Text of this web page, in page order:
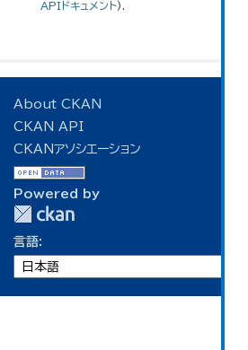
APIドキュメント).
About CKAN
CKAN API
CKANアソシエーション
Powered by
言語